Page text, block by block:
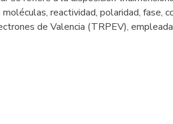
reactividad, polaridad, fase,
de Valencia (TRPEV),